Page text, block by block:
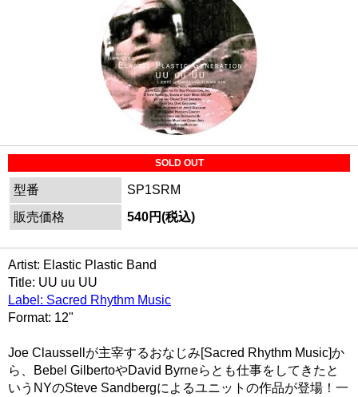
SOLD OUT
型番
SP1SRM
販売価格
540円(税込)
Artist: Elastic Plastic Band
Title: UU uu UU
Label: Sacred Rhythm Music
Format: 12"
Joe Claussellが主宰するおなじみ[Sacred Rhythm Music]か
ら、Bebel GilbertoやDavid Byrneらとも仕事をしてきたと
いうNYのSteve Sandbergによるユニットの作品が登場！一